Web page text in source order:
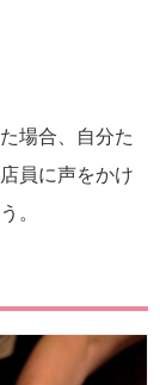
場合、自分た
員に声をかけ
。